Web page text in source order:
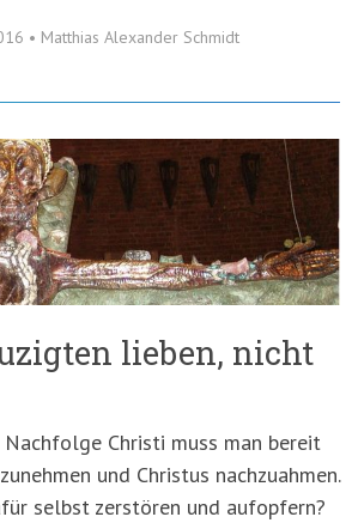
• Matthias Alexander Schmidt
lieben, nicht
Christi muss man bereit
und Christus nachzuahmen.
selbst zerstören und aufopfern?